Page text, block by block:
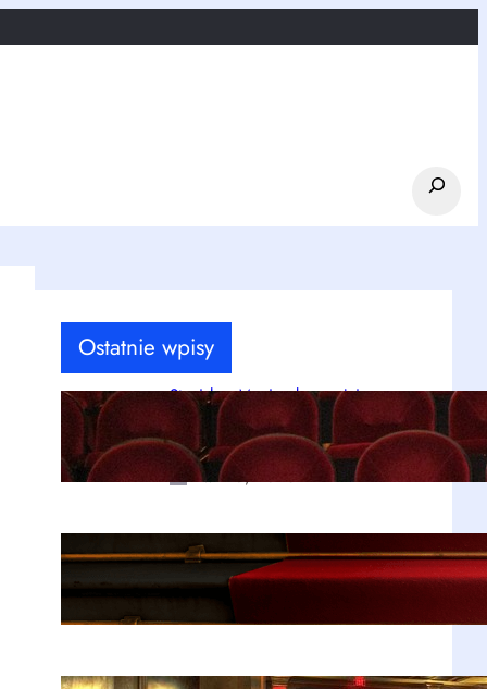
Search
Ostatnie wpisy
Stanisław Moniuszko – ojciec
polskiej opery, o którym warto
pamiętać
kwi 20, 2026
Fenomen Teatru Telewizji – historia,
największe role i reżyserzy
kwi 20, 2026